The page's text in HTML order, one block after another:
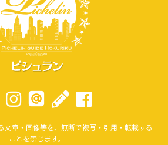
文章・画像等を、無断で複写・引用・転載する
ことを禁じます。